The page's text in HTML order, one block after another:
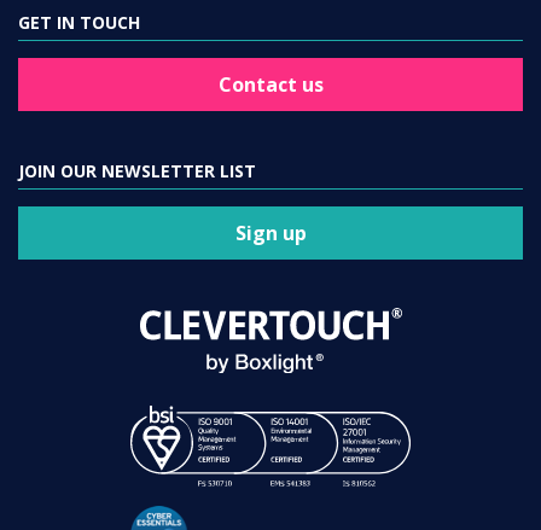
GET IN TOUCH
Contact us
JOIN OUR NEWSLETTER LIST
Sign up